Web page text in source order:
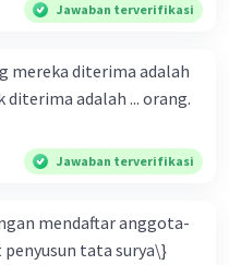
Jawaban terverifikasi
mereka diterima adalah
diterima adalah ... orang.
Jawaban terverifikasi
mendaftar anggota-
tata surya\}